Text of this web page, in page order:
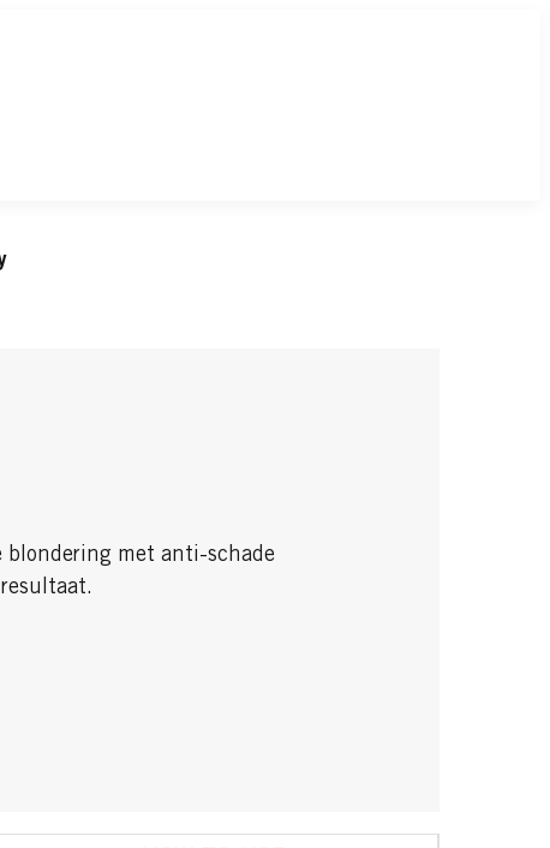
blondering met anti-schade